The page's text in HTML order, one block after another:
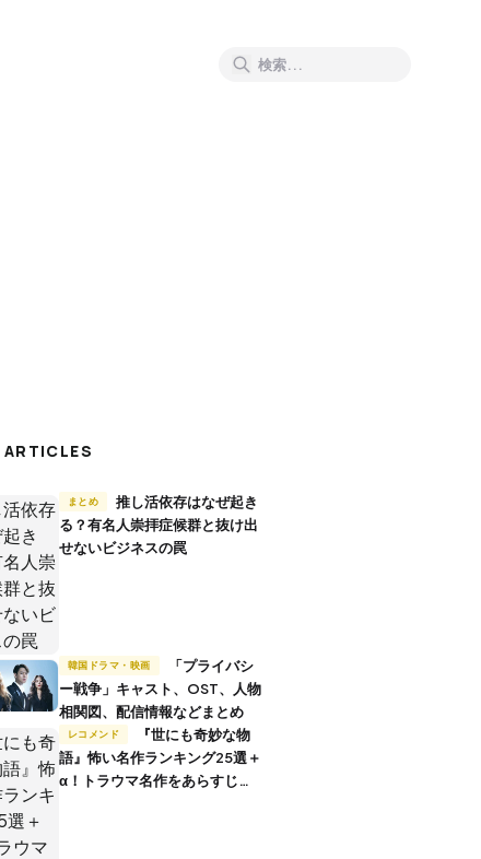
ARTICLES
まとめ
推し活依存はなぜ起き
る？有名人崇拝症候群と抜け出
せないビジネスの罠
韓国ドラマ・映画
ー戦争」キャスト、OST、人物
相関図、配信情報などまとめ
レコメンド
語』怖い名作ランキング25選＋
α！トラウマ名作をあらすじ付